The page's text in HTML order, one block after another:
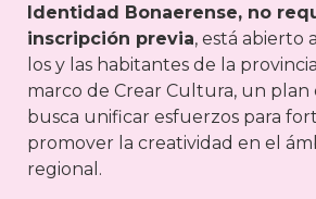
Identidad Bonaerense, no
inscripción previa, está abierto
los y las habitantes de la
marco de Crear Cultura, un
busca unificar esfuerzos para
promover la creatividad en el
regional.